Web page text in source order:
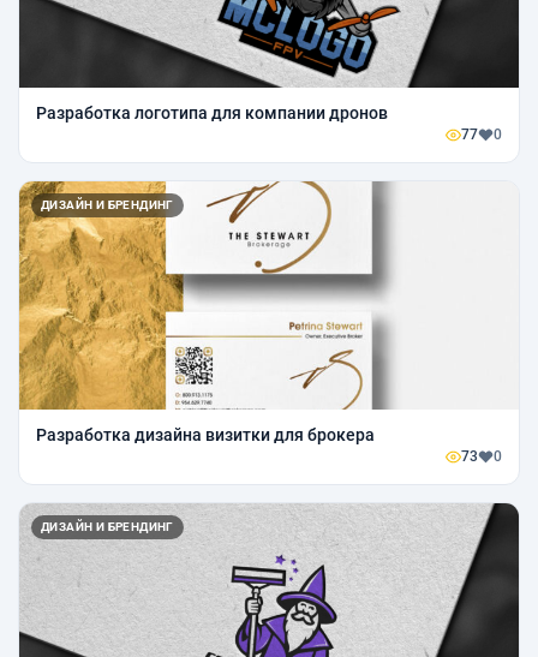
Разработка логотипа для компании дронов
77 0
ДИЗАЙН И БРЕНДИНГ
Разработка дизайна визитки для брокера
73 0
ДИЗАЙН И БРЕНДИНГ